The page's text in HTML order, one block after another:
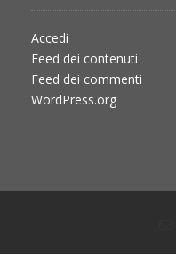
Accedi
Feed dei contenuti
Feed dei commenti
WordPress.org